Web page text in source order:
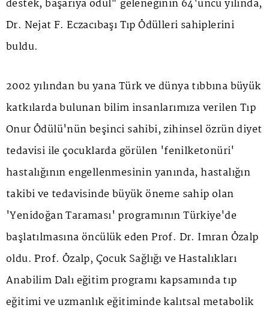
destek, başarıya ödül" geleneğinin 64'üncü yılında,
Dr. Nejat F. Eczacıbaşı Tıp Ödülleri sahiplerini
buldu.
2002 yılından bu yana Türk ve dünya tıbbına büyük
katkılarda bulunan bilim insanlarımıza verilen Tıp
Onur Ödülü'nün beşinci sahibi, zihinsel özrün diyet
tedavisi ile çocuklarda görülen 'fenilketonüri'
hastalığının engellenmesinin yanında, hastalığın
takibi ve tedavisinde büyük öneme sahip olan
'Yenidoğan Taraması' programının Türkiye'de
başlatılmasına öncülük eden Prof. Dr. İmran Özalp
oldu. Prof. Özalp, Çocuk Sağlığı ve Hastalıkları
Anabilim Dalı eğitim programı kapsamında tıp
eğitimi ve uzmanlık eğitiminde kalıtsal metabolik